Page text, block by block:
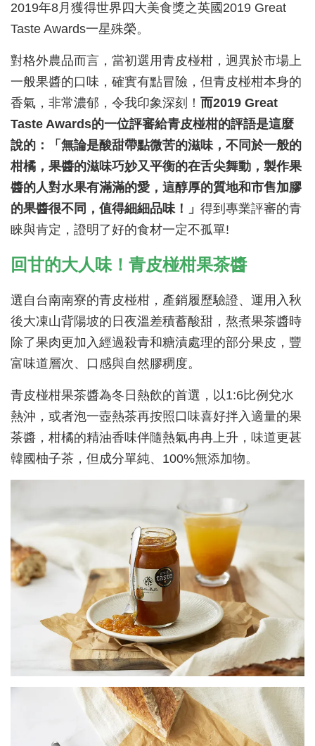
2019年8月獲得世界四大美食獎之英國2019 Great
Taste Awards一星殊榮。
對格外農品而言，當初選用青皮椪柑，迥異於市場上
一般果醬的口味，確實有點冒險，但青皮椪柑本身的
香氣，非常濃郁，令我印象深刻！ 而2019 Great
Taste Awards的一位評審給青皮椪柑的評語是這麼
說的：「無論是酸甜帶點微苦的滋味，不同於一般的
柑橘，果醬的滋味巧妙又平衡的在舌尖舞動，製作果
醬的人對水果有滿滿的愛，這醇厚的質地和市售加膠
的果醬很不同，值得細細品味！」 得到專業評審的青
睞與肯定，證明了好的食材一定不孤單!
回甘的大人味！青皮椪柑果茶醬
選自台南南寮的青皮椪柑，產銷履歷驗證、運用入秋
後大凍山背陽坡的日夜溫差積蓄酸甜，熬煮果茶醬時
除了果肉更加入經過殺青和糖漬處理的部分果皮，豐
富味道層次、口感與自然膠稠度。
青皮椪柑果茶醬為冬日熱飲的首選，以1:6比例兌水
熱沖，或者泡一壺熱茶再按照口味喜好拌入適量的果
茶醬，柑橘的精油香味伴隨熱氣冉冉上升，味道更甚
韓國柚子茶，但成分單純、 100%無添加物。